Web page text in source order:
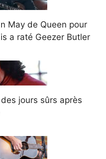
May de Queen pour
a raté Geezer Butler
jours sûrs après